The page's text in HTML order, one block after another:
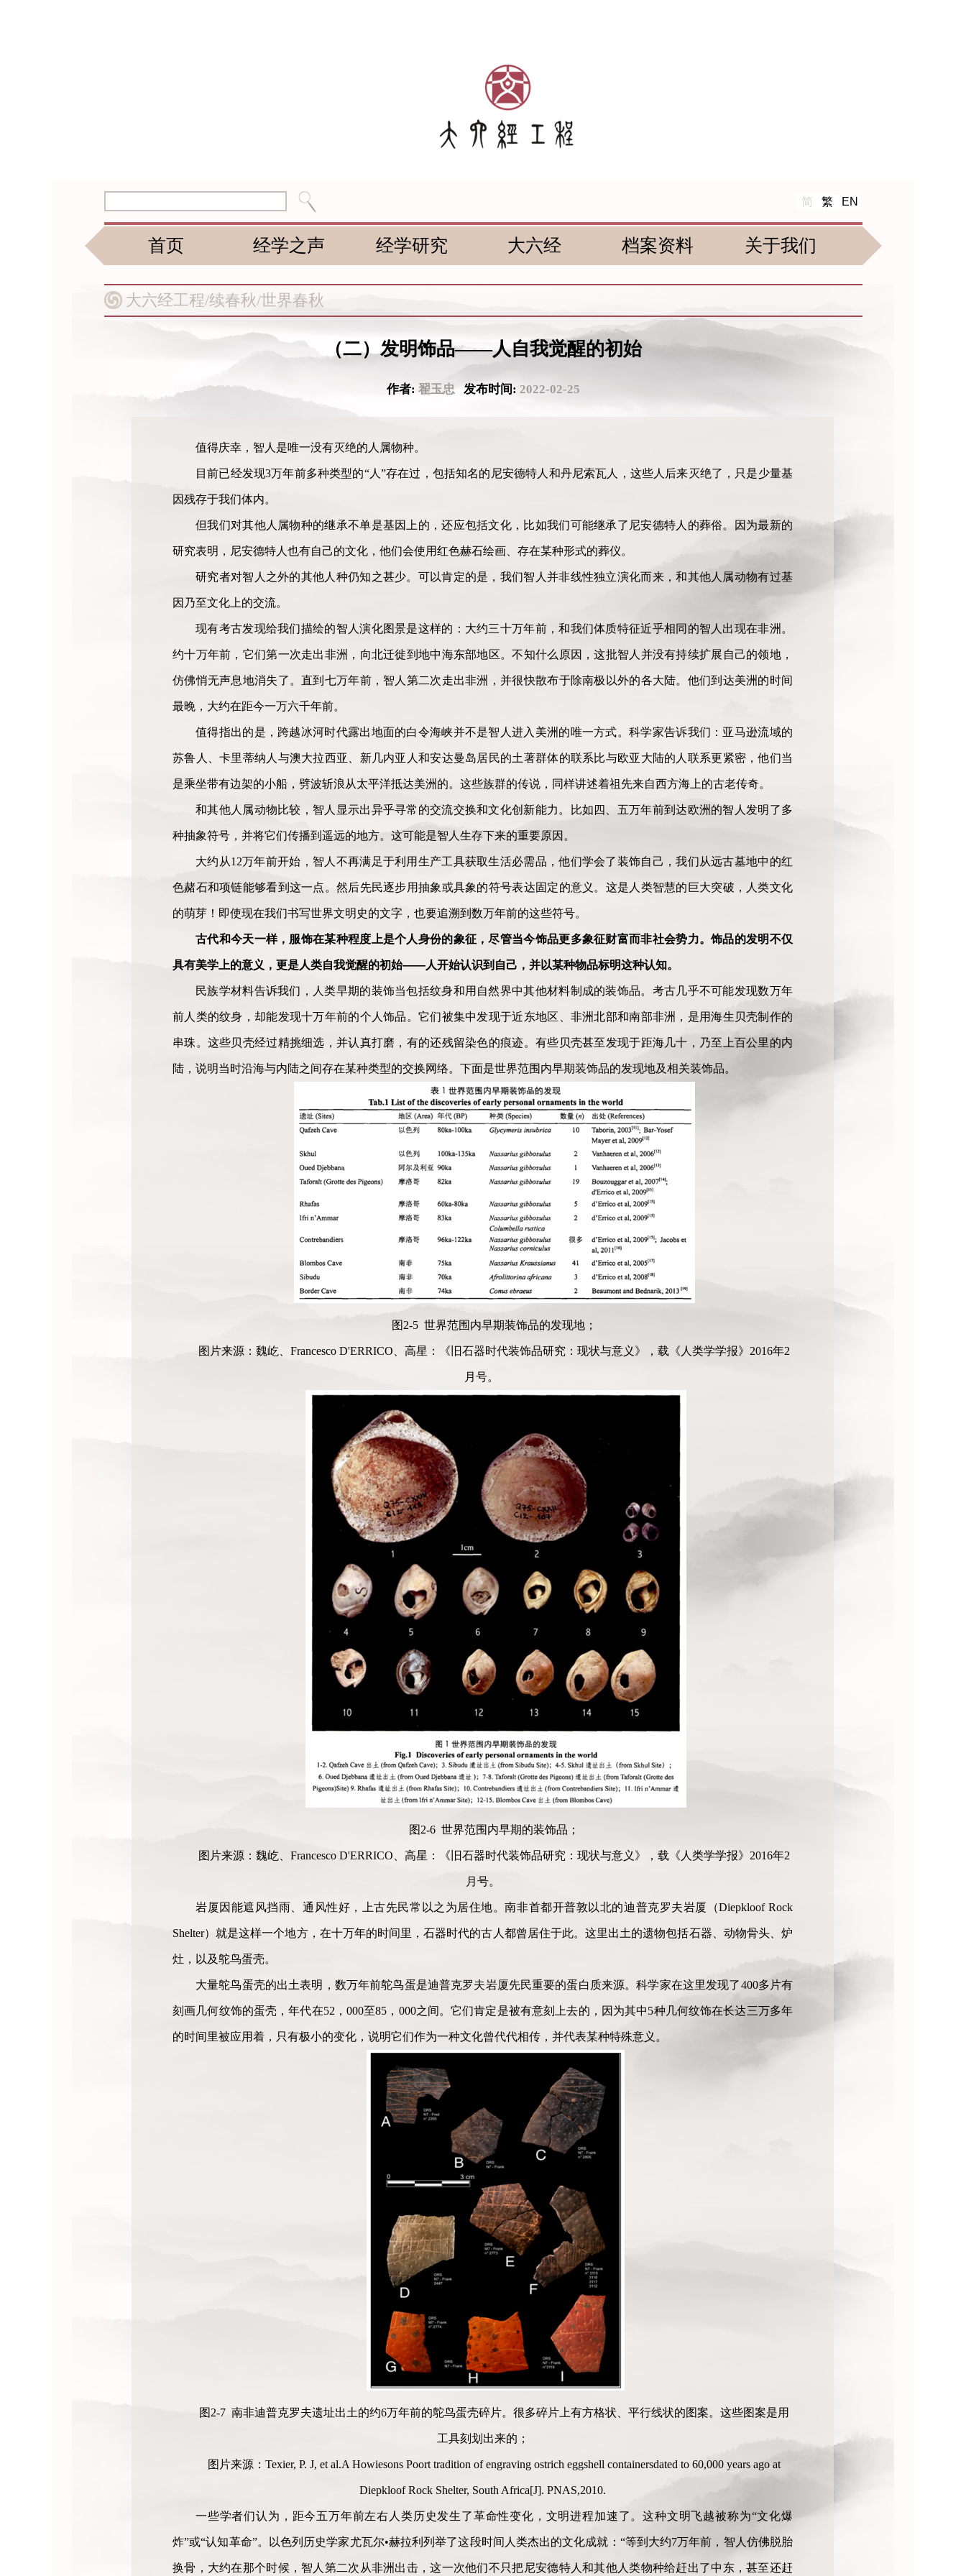
简 繁 EN
首页 经学之声 经学研究 大六经 档案资料 关于我们
大六经工程/续春秋/世界春秋
（二）发明饰品——人自我觉醒的初始
作者: 翟玉忠发布时间: 2022-02-25
值得庆幸，智人是唯一没有灭绝的人属物种。
目前已经发现3万年前多种类型的“人”存在过，包括知名的尼安德特人和丹尼索瓦人，这些人后来灭绝了，只是少量基
因残存于我们体内。
但我们对其他人属物种的继承不单是基因上的，还应包括文化，比如我们可能继承了尼安德特人的葬俗。因为最新的
研究表明，尼安德特人也有自己的文化，他们会使用红色赫石绘画、存在某种形式的葬仪。
研究者对智人之外的其他人种仍知之甚少。可以肯定的是，我们智人并非线性独立演化而来，和其他人属动物有过基
因乃至文化上的交流。
现有考古发现给我们描绘的智人演化图景是这样的：大约三十万年前，和我们体质特征近乎相同的智人出现在非洲。
约十万年前，它们第一次走出非洲，向北迁徙到地中海东部地区。不知什么原因，这批智人并没有持续扩展自己的领地，
仿佛悄无声息地消失了。直到七万年前，智人第二次走出非洲，并很快散布于除南极以外的各大陆。他们到达美洲的时间
最晚，大约在距今一万六千年前。
值得指出的是，跨越冰河时代露出地面的白令海峡并不是智人进入美洲的唯一方式。科学家告诉我们：亚马逊流域的
苏鲁人、卡里蒂纳人与澳大拉西亚、新几内亚人和安达曼岛居民的土著群体的联系比与欧亚大陆的人联系更紧密，他们当
是乘坐带有边架的小船，劈波斩浪从太平洋抵达美洲的。这些族群的传说，同样讲述着祖先来自西方海上的古老传奇。
和其他人属动物比较，智人显示出异乎寻常的交流交换和文化创新能力。比如四、五万年前到达欧洲的智人发明了多
种抽象符号，并将它们传播到遥远的地方。这可能是智人生存下来的重要原因。
大约从12万年前开始，智人不再满足于利用生产工具获取生活必需品，他们学会了装饰自己，我们从远古墓地中的红
色赭石和项链能够看到这一点。然后先民逐步用抽象或具象的符号表达固定的意义。这是人类智慧的巨大突破，人类文化
的萌芽！即使现在我们书写世界文明史的文字，也要追溯到数万年前的这些符号。
古代和今天一样，服饰在某种程度上是个人身份的象征，尽管当今饰品更多象征财富而非社会势力。饰品的发明不仅
具有美学上的意义，更是人类自我觉醒的初始——人开始认识到自己，并以某种物品标明这种认知。
民族学材料告诉我们，人类早期的装饰当包括纹身和用自然界中其他材料制成的装饰品。考古几乎不可能发现数万年
前人类的纹身，却能发现十万年前的个人饰品。它们被集中发现于近东地区、非洲北部和南部非洲，是用海生贝壳制作的
串珠。这些贝壳经过精挑细选，并认真打磨，有的还残留染色的痕迹。有些贝壳甚至发现于距海几十，乃至上百公里的内
陆，说明当时沿海与内陆之间存在某种类型的交换网络。下面是世界范围内早期装饰品的发现地及相关装饰品。
图2-5 世界范围内早期装饰品的发现地；
图片来源：魏屹、Francesco D'ERRICO、高星：《旧石器时代装饰品研究：现状与意义》，载《人类学学报》2016年2
月号。
图2-6 世界范围内早期的装饰品；
图片来源：魏屹、Francesco D'ERRICO、高星：《旧石器时代装饰品研究：现状与意义》，载《人类学学报》2016年2
月号。
岩厦因能遮风挡雨、通风性好，上古先民常以之为居住地。南非首都开普敦以北的迪普克罗夫岩厦（Diepkloof Rock
Shelter）就是这样一个地方，在十万年的时间里，石器时代的古人都曾居住于此。这里出土的遗物包括石器、动物骨头、炉
灶，以及鸵鸟蛋壳。
大量鸵鸟蛋壳的出土表明，数万年前鸵鸟蛋是迪普克罗夫岩厦先民重要的蛋白质来源。科学家在这里发现了400多片有
刻画几何纹饰的蛋壳，年代在52，000至85，000之间。它们肯定是被有意刻上去的，因为其中5种几何纹饰在长达三万多年
的时间里被应用着，只有极小的变化，说明它们作为一种文化曾代代相传，并代表某种特殊意义。
图2-7 南非迪普克罗夫遗址出土的约6万年前的鸵鸟蛋壳碎片。很多碎片上有方格状、平行线状的图案。这些图案是用
工具刻划出来的；
图片来源：Texier, P. J, et al.A Howiesons Poort tradition of engraving ostrich eggshell containersdated to 60,000 years ago at
Diepkloof Rock Shelter, South Africa[J]. PNAS,2010.
一些学者们认为，距今五万年前左右人类历史发生了革命性变化，文明进程加速了。这种文明飞越被称为“文化爆
炸”或“认知革命”。以色列历史学家尤瓦尔•赫拉利列举了这段时间人类杰出的文化成就：“等到大约7万年前，智人仿佛脱胎
换骨，大约在那个时候，智人第二次从非洲出击，这一次他们不只把尼安德特人和其他人类物种给赶出了中东，甚至还赶